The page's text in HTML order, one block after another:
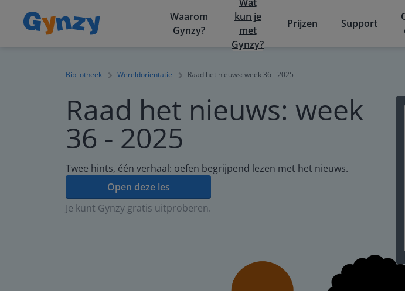
Waarom
Gynzy?
kun je
met
Gynzy?
Prijzen Support
Bibliotheek Wereldoriëntatie Raad het nieuws: week 36 - 2025
Raad het nieuws: week
36 - 2025
Twee hints, één verhaal: oefen begrijpend lezen met het nieuws.
Open deze les
Je kunt Gynzy gratis uitproberen.